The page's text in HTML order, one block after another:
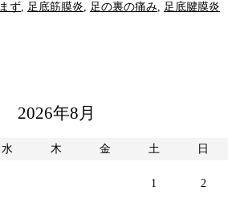
ず, 足底筋膜炎, 足の裏の痛み, 足底腱膜炎
2026年8月
水 木 金 土 日
1 2